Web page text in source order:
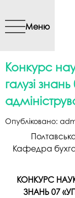
Меню
Конкурс
галузі
Опубліковано:
Кафедра
КОНКУРС
ЗНАНЬ 07